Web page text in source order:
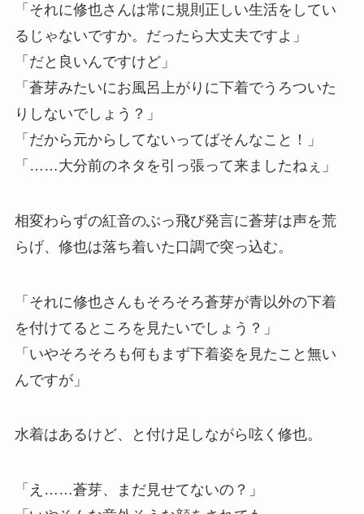
「それに修也さんは常に規則正しい生活をしてい
るじゃないですか。だったら大丈夫ですよ」
「だと良いんですけど」
「蒼芽みたいにお風呂上がりに下着でうろついた
りしないでしょう？」
「だから元からしてないってばそんなこと！」
「……大分前のネタを引っ張って来ましたねぇ」
相変わらずの紅音のぶっ飛び発言に蒼芽は声を荒
らげ、修也は落ち着いた口調で突っ込む。
「それに修也さんもそろそろ蒼芽が青以外の下着
を付けてるところを見たいでしょう？」
「いやそろそろも何もまず下着姿を見たこと無い
んですが」
水着はあるけど、と付け足しながら呟く修也。
「え……蒼芽、まだ見せてないの？」